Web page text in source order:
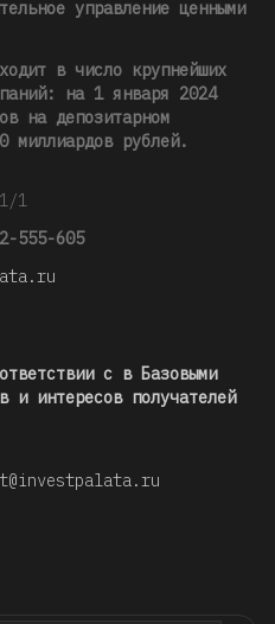
управление ценными
в число крупнейших
на 1 января 2024
на депозитарном
миллиардов рублей.
1
555-605
с в Базовыми
и интересов получателей